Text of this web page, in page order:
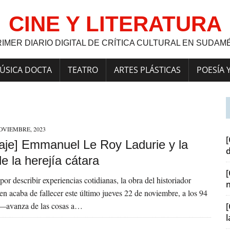
CINE Y LITERATURA
DIARIO DIGITAL DE CRÍTICA CULTURAL EN
DOCTA TEATRO ARTES PLÁSTICAS POESÍA
2023
Emmanuel Le Roy Ladurie y la
la herejía cátara
describir experiencias cotidianas, la obra del historiador
acaba de fallecer este último jueves 22 de noviembre, a los 94
de las cosas a…